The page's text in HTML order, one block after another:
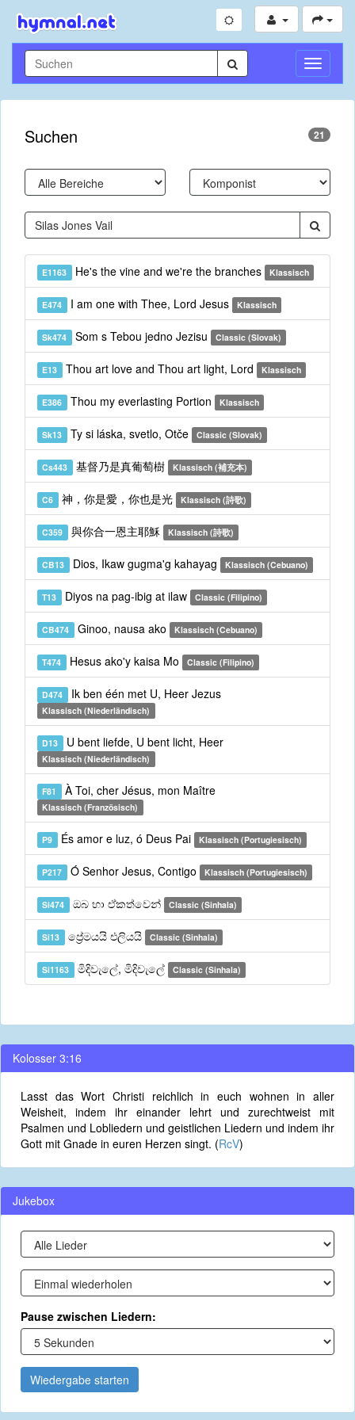
Suchen 21
E1163 He's the vine and we're the branches Klassisch
E474 I am one with Thee, Lord Jesus Klassisch
Sk474 Som s Tebou jedno Jezisu Classic (Slovak)
E13 Thou art love and Thou art light, Lord Klassisch
E386 Thou my everlasting Portion Klassisch
Sk13 Ty si láska, svetlo, Otče Classic (Slovak)
Cs443 基督乃是真葡萄樹 Klassisch (補充本)
C6 神，你是愛，你也是光 Klassisch (詩歌)
C359 與你合一恩主耶穌 Klassisch (詩歌)
CB13 Dios, Ikaw gugma'g kahayag Klassisch (Cebuano)
T13 Diyos na pag-ibig at ilaw Classic (Filipino)
CB474 Ginoo, nausa ako Klassisch (Cebuano)
T474 Hesus ako'y kaisa Mo Classic (Filipino)
D474 Ik ben één met U, Heer Jezus
Klassisch (Niederländisch)
D13 U bent liefde, U bent licht, Heer
Klassisch (Niederländisch)
F81 À Toi, cher Jésus, mon Maître
Klassisch (Französisch)
P9 És amor e luz, ó Deus Pai Klassisch (Portugiesisch)
P217 Ó Senhor Jesus, Contigo Klassisch (Portugiesisch)
Si474 ඔබ හා ඒකත්වෙන් Classic (Sinhala)
Si13 ප්‍රේමයයි එලියයි Classic (Sinhala)
Si1163 මිදිවැලේ, මිදිවැලේ Classic (Sinhala)
Kolosser 3:16
Lasst das Wort Christi reichlich in euch wohnen in aller
Weisheit, indem ihr einander lehrt und zurechtweist mit
Psalmen und Lobliedern und geistlichen Liedern und indem ihr
Gott mit Gnade in euren Herzen singt. (RcV)
Jukebox
Pause zwischen Liedern:
Wiedergabe starten